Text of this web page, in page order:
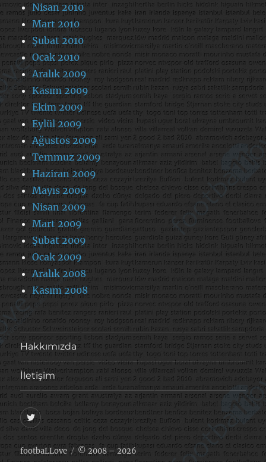
Nisan 2010
Mart 2010
Şubat 2010
Ocak 2010
Aralık 2009
Kasım 2009
Ekim 2009
Eylül 2009
Ağustos 2009
Temmuz 2009
Haziran 2009
Mayıs 2009
Nisan 2009
Mart 2009
Şubat 2009
Ocak 2009
Aralık 2008
Kasım 2008
Hakkımızda
İletişim
@footballove
footbaLLove © 2008 – 2026